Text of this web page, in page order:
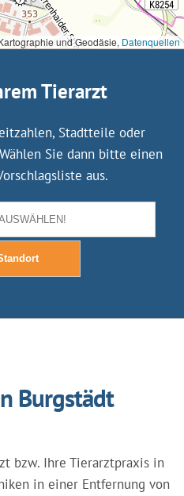
und Geodäsie, Datenquellen
Tierarzt
Stadtteile oder
Sie dann bitte einen
aus.
Burgstädt
bzw. Ihre Tierarztpraxis in
in einer Entfernung von